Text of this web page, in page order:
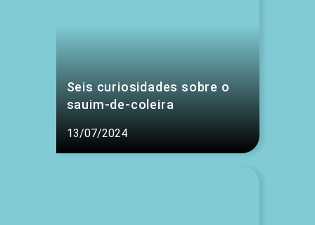
Seis curiosidades sobre o
sauim-de-coleira
13/07/2024